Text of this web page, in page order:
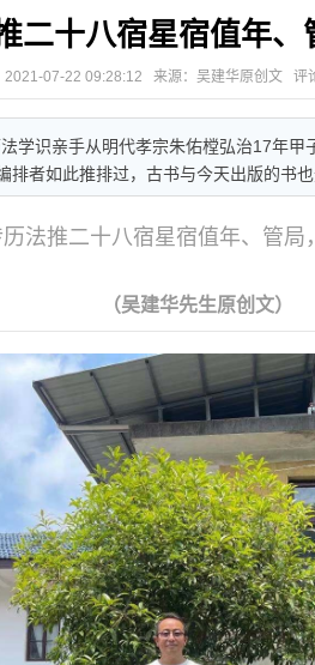
二十八宿星宿值年、
2021-07-22 09:28:12 来源：吴建华原创文 评
学识亲手从明代孝宗朱佑樘弘治17年
排者如此推排过，古书与今天出版的书
历法推二十八宿星宿值年、管局
（吴建华先生原创文）